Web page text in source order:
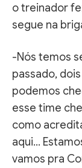
o treinador
segue na
-Nós temos
passado,
podemos
esse time
como
aqui…
vamos pra